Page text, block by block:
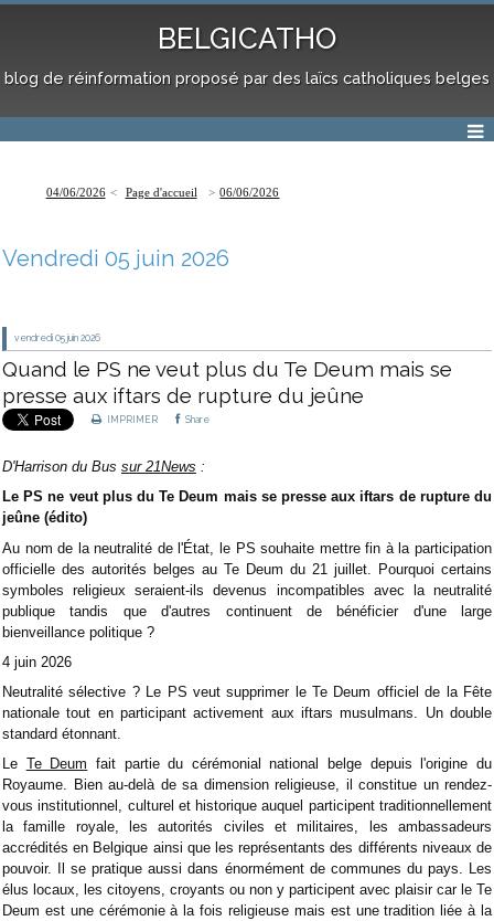
BELGICATHO
blog de réinformation proposé par des laïcs catholiques belges
04/06/2026 Page d'accueil 06/06/2026
Vendredi 05 juin 2026
vendredi 05 juin 2026
Quand le PS ne veut plus du Te Deum mais se
presse aux iftars de rupture du jeûne
IMPRIMER Share
D'Harrison du Bus sur 21News :
Le PS ne veut plus du Te Deum mais se presse aux iftars de rupture du
jeûne (édito)
Au nom de la neutralité de l'État, le PS souhaite mettre fin à la participation
officielle des autorités belges au Te Deum du 21 juillet. Pourquoi certains
symboles religieux seraient-ils devenus incompatibles avec la neutralité
publique tandis que d'autres continuent de bénéficier d'une large
bienveillance politique ?
4 juin 2026
Neutralité sélective ? Le PS veut supprimer le Te Deum officiel de la Fête
nationale tout en participant activement aux iftars musulmans. Un double
standard étonnant.
Le Te Deum fait partie du cérémonial national belge depuis l'origine du
Royaume. Bien au-delà de sa dimension religieuse, il constitue un rendez-
vous institutionnel, culturel et historique auquel participent traditionnellement
la famille royale, les autorités civiles et militaires, les ambassadeurs
accrédités en Belgique ainsi que les représentants des différents niveaux de
pouvoir. Il se pratique aussi dans énormément de communes du pays. Les
élus locaux, les citoyens, croyants ou non y participent avec plaisir car le Te
Deum est une cérémonie à la fois religieuse mais est une tradition liée à la